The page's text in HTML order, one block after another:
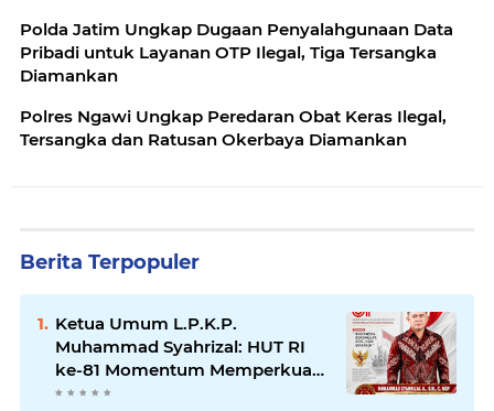
Polda Jatim Ungkap Dugaan Penyalahgunaan Data
Pribadi untuk Layanan OTP Ilegal, Tiga Tersangka
Diamankan
Polres Ngawi Ungkap Peredaran Obat Keras Ilegal,
Tersangka dan Ratusan Okerbaya Diamankan
Berita Terpopuler
Ketua Umum L.P.K.P.
Muhammad Syahrizal: HUT RI
ke-81 Momentum Memperkuat
Persatuan dan Keadilan bagi